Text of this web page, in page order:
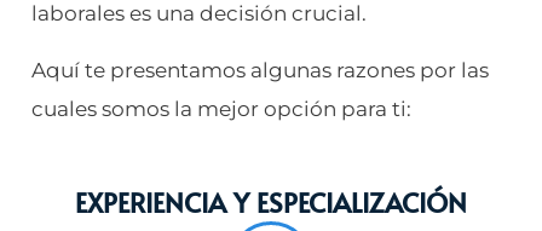
laborales es una decisión crucial.
Aquí te presentamos algunas razones por las
cuales somos la mejor opción para ti:
EXPERIENCIA Y ESPECIALIZACIÓN